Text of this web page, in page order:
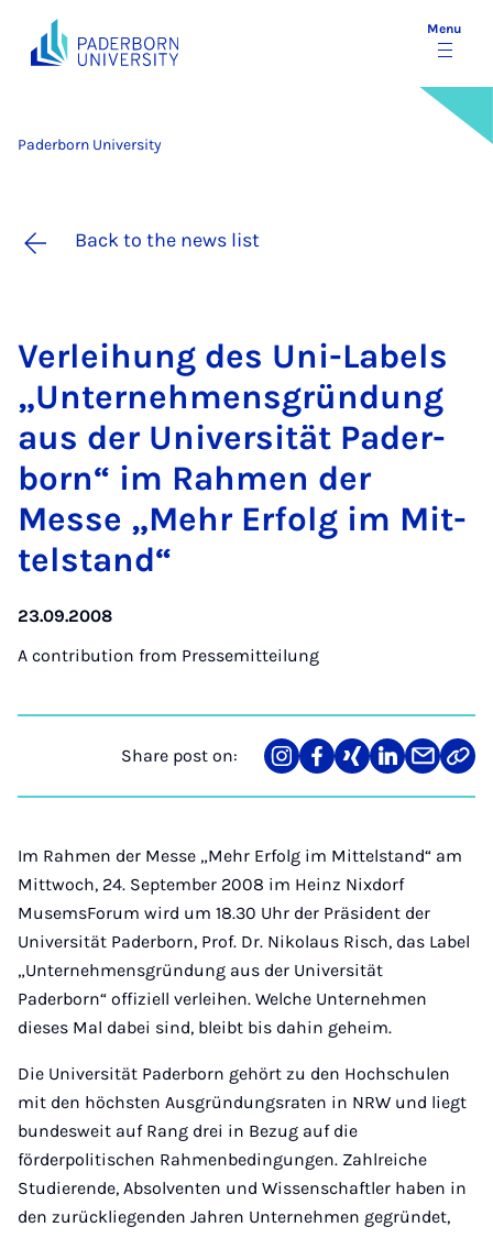
Menu
Paderborn University
Back to the news list
Ver­lei­hung des Uni-La­bels
„Un­ternehmens­gründung
aus der Uni­versität Pader­
born“ im Rah­men der
Messe „Mehr Er­folg im Mit­
tel­stand“
23.09.2008
A contribution from Pressemitteilung
Share post on:
Share
on
Teilen
auf
Teilen
auf
Teilen
auf
Teilen
über
Mail
Link
Im Rahmen der Messe „Mehr Erfolg im Mittelstand“ am
Mittwoch, 24. September 2008 im Heinz Nixdorf
MusemsForum wird um 18.30 Uhr der Präsident der
Universität Paderborn, Prof. Dr. Nikolaus Risch, das Label
„Unternehmensgründung aus der Universität
Paderborn“ offiziell verleihen. Welche Unternehmen
dieses Mal dabei sind, bleibt bis dahin geheim.
Die Universität Paderborn gehört zu den Hochschulen
mit den höchsten Ausgründungsraten in NRW und liegt
bundesweit auf Rang drei in Bezug auf die
förderpolitischen Rahmenbedingungen. Zahlreiche
Studierende, Absolventen und Wissenschaftler haben in
den zurückliegenden Jahren Unternehmen gegründet,